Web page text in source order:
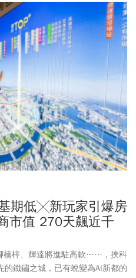
期低╳新玩家引爆房
市值 270天飆近千
楠梓、輝達將進駐高軟……，挾科
鐵鏽之城，已有蛻變為AI新都的